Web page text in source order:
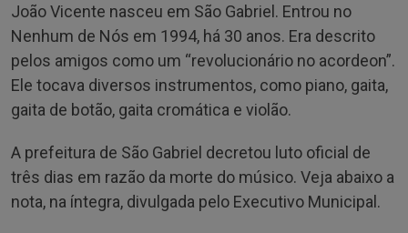
João Vicente nasceu em São Gabriel. Entrou no
Nenhum de Nós em 1994, há 30 anos. Era descrito
pelos amigos como um “revolucionário no acordeon”.
Ele tocava diversos instrumentos, como piano, gaita,
gaita de botão, gaita cromática e violão.
A prefeitura de São Gabriel decretou luto oficial de
três dias em razão da morte do músico. Veja abaixo a
nota, na íntegra, divulgada pelo Executivo Municipal.